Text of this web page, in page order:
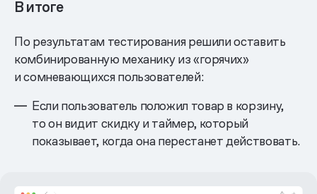
В итоге
По результатам тестирования решили оставить
комбинированную механику из «горячих»
и сомневающихся пользователей:
Если пользователь положил товар в корзину,
то он видит скидку и таймер, который
показывает, когда она перестанет действовать.